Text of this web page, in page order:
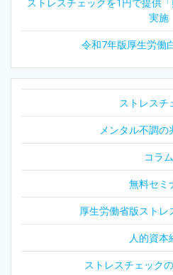
ョ
ン
実施
令和7年版厚生労働
ストレスチ
メンタル不調の
コラム
無料セミ
厚生労働省版ストレ
人的資本
ストレスチェック